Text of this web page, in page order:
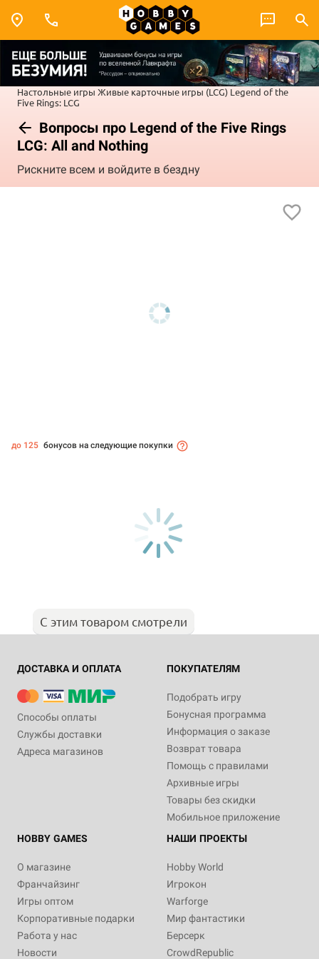
Настольные игры Живые карточные игры (LCG) Legend of the
Five Rings: LCG
Вопросы про Legend of the Five Rings
LCG: All and Nothing
Рискните всем и войдите в бездну
до 125 бонусов на следующие покупки
С этим товаром смотрели
ДОСТАВКА И ОПЛАТА
Способы оплаты
Службы доставки
Адреса магазинов
ПОКУПАТЕЛЯМ
Подобрать игру
Бонусная программа
Информация о заказе
Возврат товара
Помощь с правилами
Архивные игры
Товары без скидки
Мобильное приложение
HOBBY GAMES
О магазине
Франчайзинг
Игры оптом
Корпоративные подарки
Работа у нас
Новости
НАШИ ПРОЕКТЫ
Hobby World
Игрокон
Warforge
Мир фантастики
Берсерк
CrowdRepublic